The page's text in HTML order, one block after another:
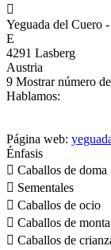

Yeguada del Cuero
E
4291 Lasberg
Austria
9 Mostrar número
Hablamos:
Página web:
Énfasis
 Caballos de doma
 Sementales
 Caballos de ocio
 Caballos de
 Caballos de